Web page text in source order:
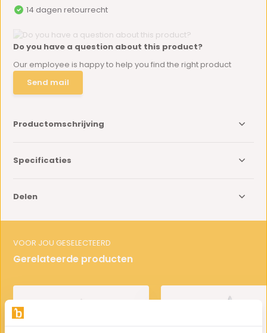
14 dagen retourrecht
Do you have a question about this product?
Our employee is happy to help you find the right product
Send mail
Productomschrijving
Specificaties
Delen
VOOR JOU GESELECTEERD
Gerelateerde producten